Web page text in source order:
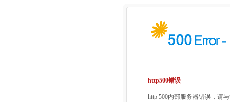
http500错误
http 500内部服务器错误，请